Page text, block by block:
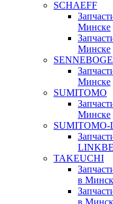
SCHAEFF
Минске
Минске
Минске
SUMITOMO
Минске
TAKEUCHI
в
в